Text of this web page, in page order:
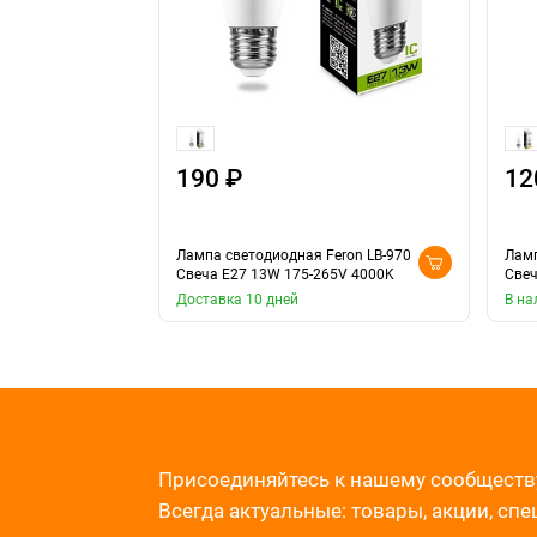
190 ₽
Лампа светодиодная Feron LB-970
Свеча E27 13W 175-265V 4000K
Доставка 10 дней
В
Присоединяйтесь к нашему
Всегда актуальные: товары, акции,